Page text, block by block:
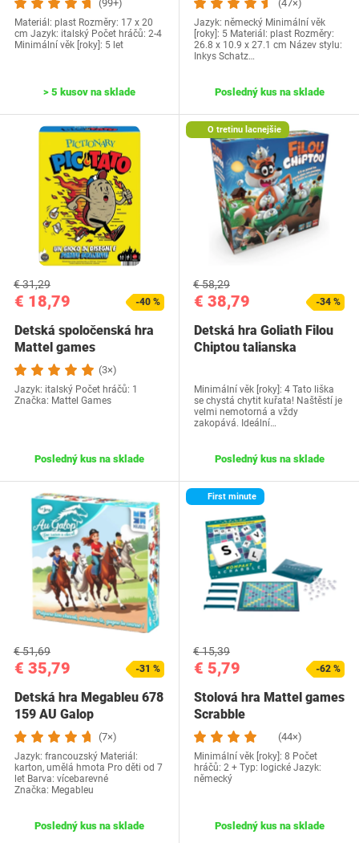
(99+)
Materiál: plast Rozměry: 17 x 20
cm Jazyk: italský Počet hráčů: 2-4
Minimální věk [roky]: 5 let
> 5 kusov na sklade
(47×)
Jazyk: německý Minimální věk
[roky]: 5 Materiál: plast Rozměry:
26.8 x 10.9 x 27.1 cm Název stylu:
Inkys Schatz…
Posledný kus na sklade
€ 18,79
€ 31,29
-40 %
Detská spoločenská hra
Mattel games
(3×)
Jazyk: italský Počet hráčů: 1
Značka: Mattel Games
Posledný kus na sklade
O tretinu lacnejšie
€ 38,79
€ 58,29
-34 %
Detská hra Goliath Filou
Chiptou talianska
Minimální věk [roky]: 4 Tato liška
se chystá chytit kuřata! Naštěstí je
velmi nemotorná a vždy
zakopává. Ideální…
Posledný kus na sklade
€ 35,79
€ 51,69
-31 %
Detská hra Megableu 678
159 AU Galop
(7×)
Jazyk: francouzský Materiál:
karton, umělá hmota Pro děti od 7
let Barva: vícebarevné
Značka: Megableu
Posledný kus na sklade
First minute
€ 5,79
€ 15,39
-62 %
Stolová hra Mattel games
Scrabble
(44×)
Minimální věk [roky]: 8 Počet
hráčů: 2 + Typ: logické Jazyk:
německý
Posledný kus na sklade